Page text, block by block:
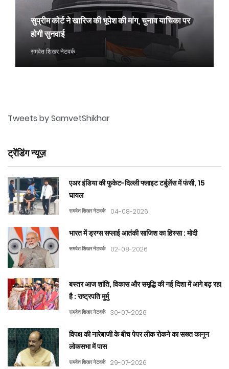
सुप्रीम कोर्ट ने खारिज की भूपेश की मांग, चुनाव याचिका पर
होगी सुनवाई
समवेत शिखर नेटवर्क
Tweets by SamvetShikhar
ट्रेंडिंग न्यूज़
एअर इंडिया की फुकेट-दिल्ली फ्लाइट टर्बुलेंस में फंसी, 15
घायल
समवेत शिखर नेटवर्क 04-08-2026
भारत में ड्रग्स सप्लाई आतंकी साजिश का हिस्सा : मोदी
समवेत शिखर नेटवर्क 02-08-2026
बस्तर आज शांति, विकास और समृद्धि की नई दिशा में आगे बढ़ रहा
है : राष्ट्रपति मुर्मु
समवेत शिखर नेटवर्क 30-07-2026
विपक्ष की नारेबाजी के बीच पेपर लीक रोकने का सख्त कानून
लोकसभा में पास
समवेत शिखर नेटवर्क 29-07-2026